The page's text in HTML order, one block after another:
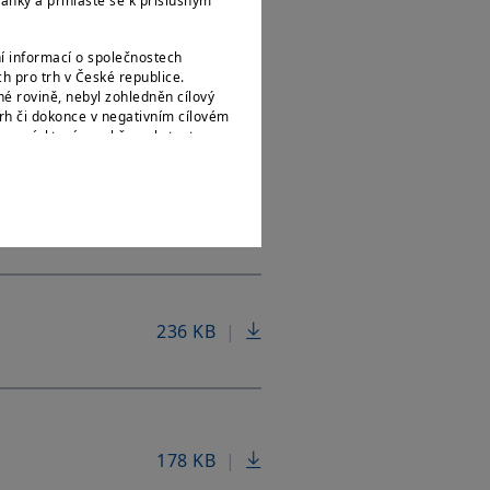
informací o společnostech
pro trh v České republice.
rovině, nebyl zohledněn cílový
či dokonce v negativním cílovém
které o sobě poskytnete
času měnit a Amundi CR je
zákona o cenných
na všechny fyzické osoby
nebo obchodní společnost
Jste-li „americkou osobou“,
právními předpisy a
v
Právním upozornění.
těmito podmínkami přístupu
142 KB
236 KB |
178 KB |